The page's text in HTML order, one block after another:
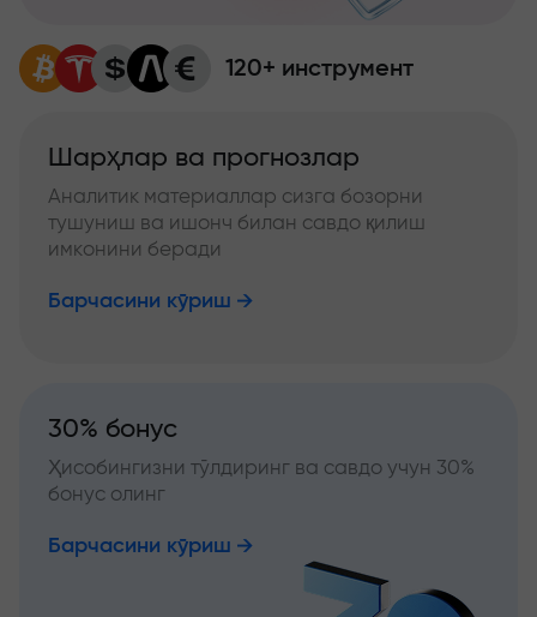
120+ инструмент
Шарҳлар ва прогнозлар
Аналитик материаллар сизга бозорни
тушуниш ва ишонч билан савдо қилиш
имконини беради
Барчасини кўриш
30% бонус
Ҳисобингизни тўлдиринг ва савдо учун 30%
бонус олинг
Барчасини кўриш